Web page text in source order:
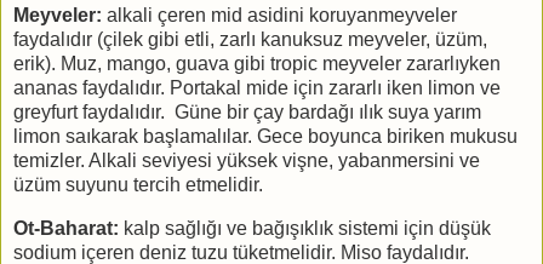
Meyveler: alkali çeren mid asidini koruyanmeyveler
faydalıdır (çilek gibi etli, zarlı kanuksuz meyveler, üzüm,
erik). Muz, mango, guava gibi tropic meyveler zararlıyken
ananas faydalıdır. Portakal mide için zararlı iken limon ve
greyfurt faydalıdır. Güne bir çay bardağı ılık suya yarım
limon saıkarak başlamalılar. Gece boyunca biriken mukusu
temizler. Alkali seviyesi yüksek vişne, yabanmersini ve
üzüm suyunu tercih etmelidir.
Ot-Baharat: kalp sağlığı ve bağışıklık sistemi için düşük
sodium içeren deniz tuzu tüketmelidir. Miso faydalıdır.